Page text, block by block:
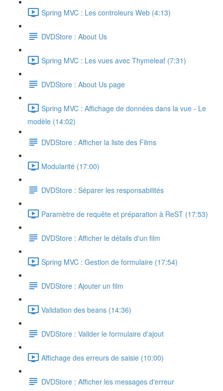
Spring MVC : Les controleurs Web (4:13)
DVDStore : About Us
Spring MVC : Les vues avec Thymeleaf (7:31)
DVDStore : About Us page
Spring MVC : Affichage de données dans la vue - Le
modèle (14:02)
DVDStore : Afficher la liste des Films
Modularité (17:00)
DVDStore : Séparer les responsabilités
Paramètre de requête et préparation à ReST (17:53)
DVDStore : Afficher le détails d'un film
Spring MVC : Gestion de formulaire (17:54)
DVDStore : Ajouter un film
Validation des beans (14:36)
DVDStore : Valider le formulaire d'ajout
Affichage des erreurs de saisie (10:00)
DVDStore : Afficher les messages d'erreur